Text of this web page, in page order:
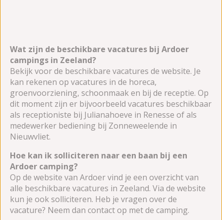
Wat zijn de beschikbare vacatures bij Ardoer
campings in Zeeland?
Bekijk voor de beschikbare vacatures de website. Je
kan rekenen op vacatures in de horeca,
groenvoorziening, schoonmaak en bij de receptie. Op
dit moment zijn er bijvoorbeeld vacatures beschikbaar
als receptioniste bij Julianahoeve in Renesse of als
medewerker bediening bij Zonneweelende in
Nieuwvliet.
Hoe kan ik solliciteren naar een baan bij een
Ardoer camping?
Op de website van Ardoer vind je een overzicht van
alle beschikbare vacatures in Zeeland. Via de website
kun je ook solliciteren. Heb je vragen over de
vacature? Neem dan contact op met de camping.